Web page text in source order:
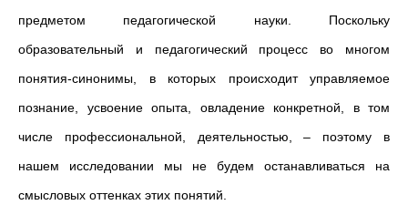
предметом педагогической науки. Поскольку
образовательный и педагогический процесс во многом
понятия-синонимы, в которых происходит управляемое
познание, усвоение опыта, овладение конкретной, в том
числе профессиональной, деятельностью,– поэтому в
нашем исследовании мы не будем останавливаться на
смысловых оттенках этих понятий.